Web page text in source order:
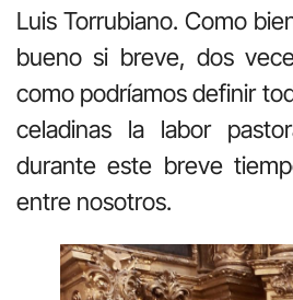
Luis Torrubiano. Como
bueno si breve, dos
como podríamos definir
celadinas la labor
durante este breve
entre nosotros.